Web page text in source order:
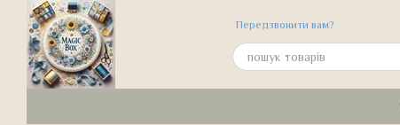
Перейти до основного контенту
Передзвонити вам?